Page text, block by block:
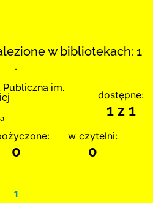
w bibliotekach: 1
.
im.
dostępne:
1 z 1
0
w czytelni:
0
1